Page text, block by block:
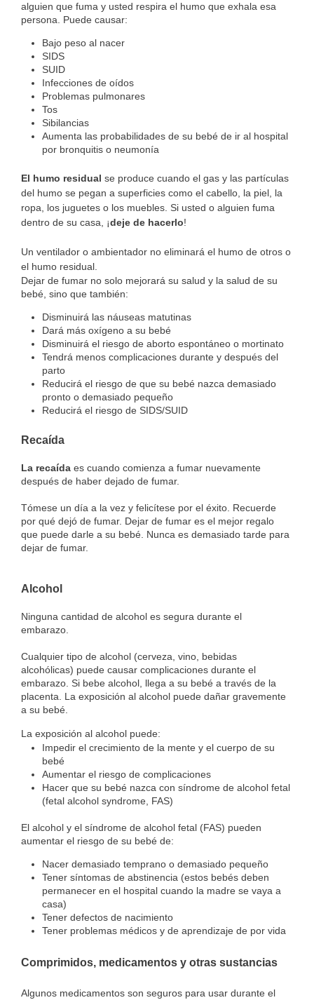
alguien que fuma y usted respira el humo que exhala esa
persona. Puede causar:
Bajo peso al nacer
SIDS
SUID
Infecciones de oídos
Problemas pulmonares
Tos
Sibilancias
Aumenta las probabilidades de su bebé de ir al hospital
por bronquitis o neumonía
El humo residual se produce cuando el gas y las partículas
del humo se pegan a superficies como el cabello, la piel, la
ropa, los juguetes o los muebles. Si usted o alguien fuma
dentro de su casa, ¡deje de hacerlo!
Un ventilador o ambientador no eliminará el humo de otros o
el humo residual.
Dejar de fumar no solo mejorará su salud y la salud de su
bebé, sino que también:
Disminuirá las náuseas matutinas
Dará más oxígeno a su bebé
Disminuirá el riesgo de aborto espontáneo o mortinato
Tendrá menos complicaciones durante y después del
parto
Reducirá el riesgo de que su bebé nazca demasiado
pronto o demasiado pequeño
Reducirá el riesgo de SIDS/SUID
Recaída
La recaída es cuando comienza a fumar nuevamente
después de haber dejado de fumar.
Tómese un día a la vez y felicítese por el éxito. Recuerde
por qué dejó de fumar. Dejar de fumar es el mejor regalo
que puede darle a su bebé. Nunca es demasiado tarde para
dejar de fumar.
Alcohol
Ninguna cantidad de alcohol es segura durante el
embarazo.
Cualquier tipo de alcohol (cerveza, vino, bebidas
alcohólicas) puede causar complicaciones durante el
embarazo. Si bebe alcohol, llega a su bebé a través de la
placenta. La exposición al alcohol puede dañar gravemente
a su bebé.
La exposición al alcohol puede:
Impedir el crecimiento de la mente y el cuerpo de su
bebé
Aumentar el riesgo de complicaciones
Hacer que su bebé nazca con síndrome de alcohol fetal
(fetal alcohol syndrome, FAS)
El alcohol y el síndrome de alcohol fetal (FAS) pueden
aumentar el riesgo de su bebé de:
Nacer demasiado temprano o demasiado pequeño
Tener síntomas de abstinencia (estos bebés deben
permanecer en el hospital cuando la madre se vaya a
casa)
Tener defectos de nacimiento
Tener problemas médicos y de aprendizaje de por vida
Comprimidos, medicamentos y otras sustancias
Algunos medicamentos son seguros para usar durante el